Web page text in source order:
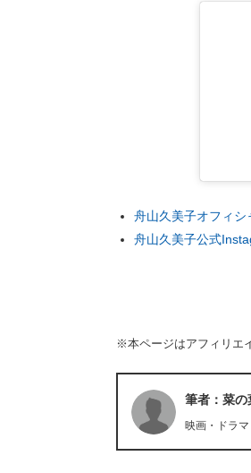
舟山久美子オフィシ
舟山久美子公式
※本ページはアフィリエ
筆者：菜の
映画・ドラ